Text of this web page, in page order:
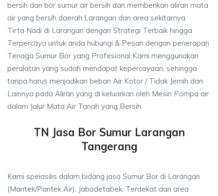
bersih dan bor sumur air bersih dan memberikan aliran mata
air yang bersih daerah Larangan dan area sekitarnya.
Tirta Nadi di Larangan dengan Strategi Terbaik hingga
Terpercaya untuk anda hubungi & Pesan dengan penerapan
Tenaga Sumur Bor yang Profesional Kami menggunakan
peralatan yang sudah mendapat kepercayaan, sehingga
tanpa harus menjadikan beban Air Kotor / Tidak Jernih dan
Lainnya pada Aliran yang di keluarkan oleh Mesin Pompa air
dalam Jalur Mata Air Tanah yang Bersih.
TN Jasa Bor Sumur Larangan
Tangerang
Kami speiasilis dalam bidang jasa Sumur Bor di Larangan
(Mantek/Pantek Air), Jabodetabek, Terdekat dan area